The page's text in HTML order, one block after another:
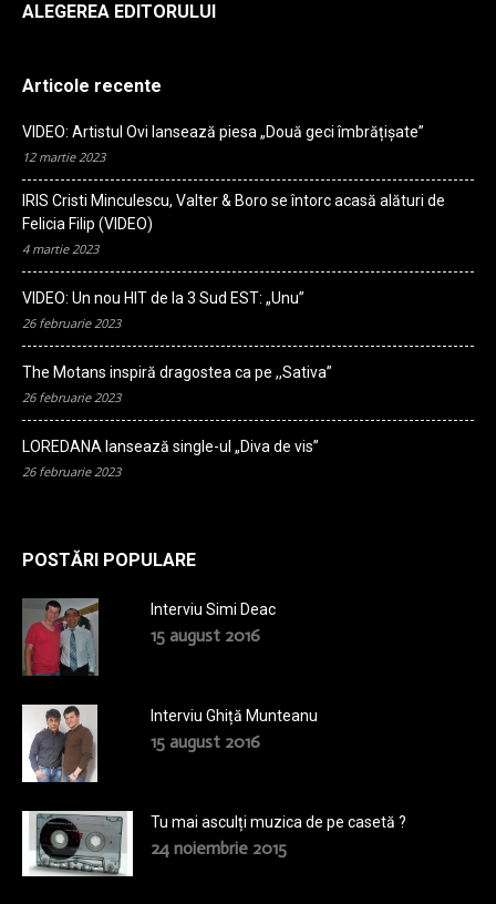
ALEGEREA EDITORULUI
Articole recente
VIDEO: Artistul Ovi lansează piesa „Două geci îmbrățișate”
12 martie 2023
IRIS Cristi Minculescu, Valter & Boro se întorc acasă alături de
Felicia Filip (VIDEO)
4 martie 2023
VIDEO: Un nou HIT de la 3 Sud EST: „Unu”
26 februarie 2023
The Motans inspiră dragostea ca pe ,,Sativa”
26 februarie 2023
LOREDANA lansează single-ul „Diva de vis”
26 februarie 2023
POSTĂRI POPULARE
Interviu Simi Deac
15 august 2016
Interviu Ghiță Munteanu
15 august 2016
Tu mai asculți muzica de pe casetă ?
24 noiembrie 2015